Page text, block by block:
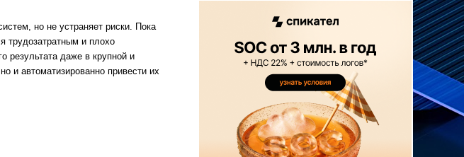
но не устраняет риски. Пока
трудозатратным и плохо
результата даже в крупной и
и автоматизированно привести их